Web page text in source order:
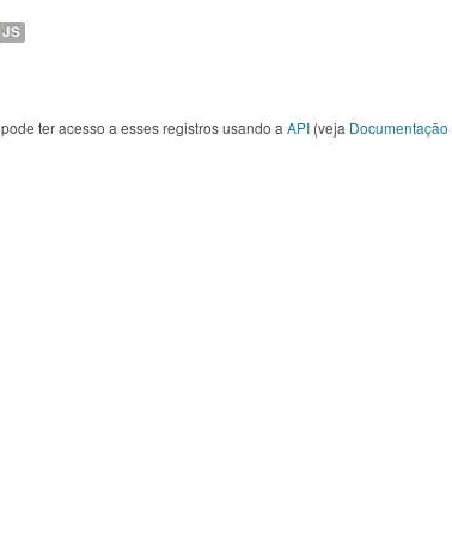
JS
ter acesso a esses registros usando a API (veja Documentação